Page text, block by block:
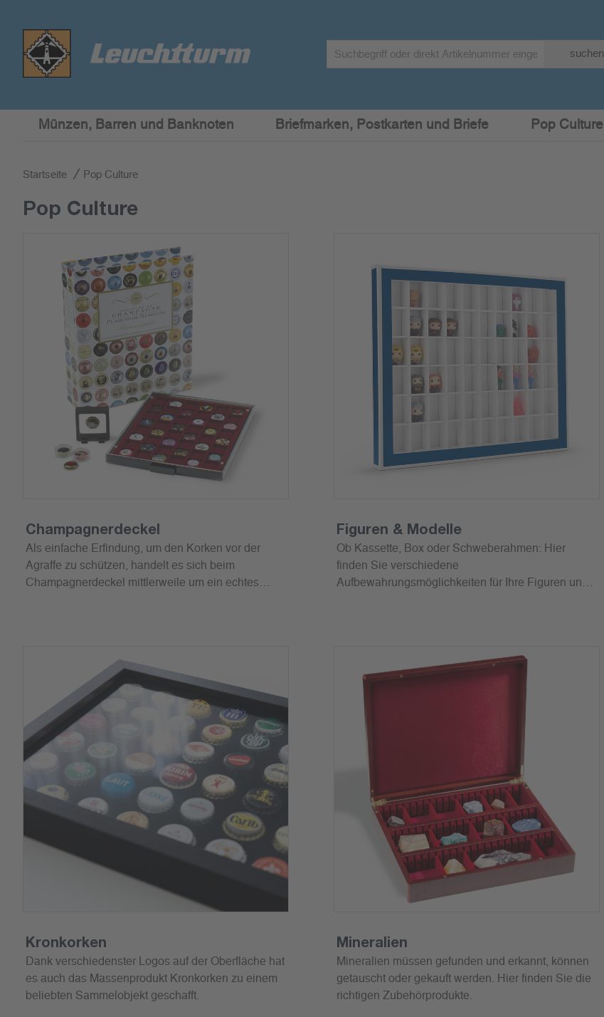
suchen
Münzen, Barren und Banknoten Briefmarken, Postkarten und Briefe Pop Culture
Startseite Pop Culture
Pop Culture
Champagnerdeckel
Als einfache Erfindung, um den Korken vor der
Agraffe zu schützen, handelt es sich beim
Champagnerdeckel mittlerweile um ein echtes
Figuren & Modelle
Ob Kassette, Box oder Schweberahmen: Hier
finden Sie verschiedene
Aufbewahrungsmöglichkeiten für Ihre Figuren und
Kronkorken
Dank verschiedenster Logos auf der Oberfläche hat
es auch das Massenprodukt Kronkorken zu einem
beliebten Sammelobjekt geschafft.
Mineralien
Mineralien müssen gefunden und erkannt, können
getauscht oder gekauft werden. Hier finden Sie die
richtigen Zubehörprodukte.